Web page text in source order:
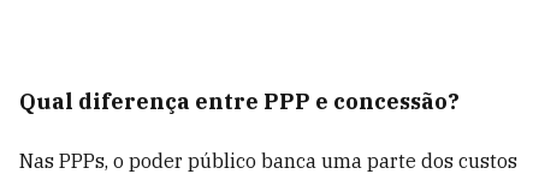
Qual diferença entre PPP e concessão?
Nas PPPs, o poder público banca uma parte dos custos